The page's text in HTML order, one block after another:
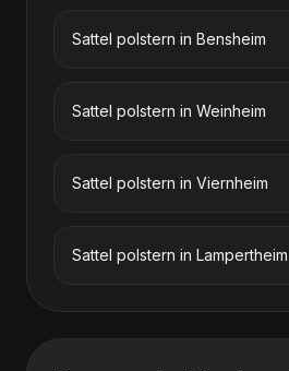
Sattel polstern in Bensheim
Sattel polstern in Weinheim
Sattel polstern in Viernheim
Sattel polstern in Lampertheim